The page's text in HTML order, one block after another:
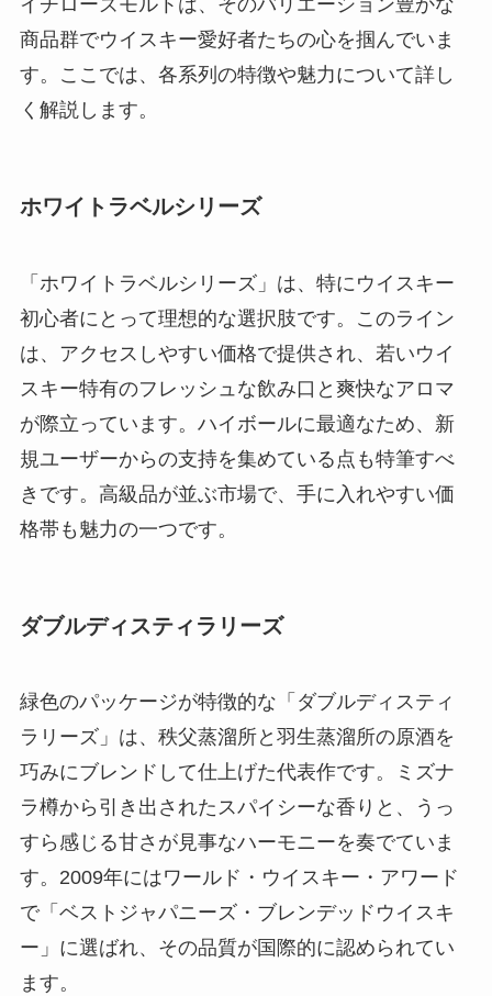
イチローズモルトは、そのバリエーション豊かな
商品群でウイスキー愛好者たちの心を掴んでいま
す。ここでは、各系列の特徴や魅力について詳し
く解説します。
ホワイトラベルシリーズ
「ホワイトラベルシリーズ」は、特にウイスキー
初心者にとって理想的な選択肢です。このライン
は、アクセスしやすい価格で提供され、若いウイ
スキー特有のフレッシュな飲み口と爽快なアロマ
が際立っています。ハイボールに最適なため、新
規ユーザーからの支持を集めている点も特筆すべ
きです。高級品が並ぶ市場で、手に入れやすい価
格帯も魅力の一つです。
ダブルディスティラリーズ
緑色のパッケージが特徴的な「ダブルディスティ
ラリーズ」は、秩父蒸溜所と羽生蒸溜所の原酒を
巧みにブレンドして仕上げた代表作です。ミズナ
ラ樽から引き出されたスパイシーな香りと、うっ
すら感じる甘さが見事なハーモニーを奏でていま
す。2009年にはワールド・ウイスキー・アワード
で「ベストジャパニーズ・ブレンデッドウイスキ
ー」に選ばれ、その品質が国際的に認められてい
ます。